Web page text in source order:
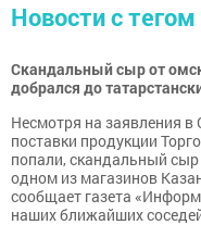
Новости с
Скандальный сыр от
добрался до
Несмотря на заявления
поставки продукции
попали, скандальный
одном из магазинов
сообщает газета
наших ближайших